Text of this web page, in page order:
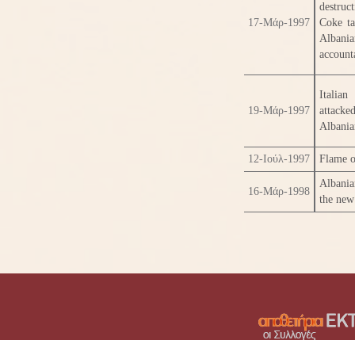
17-Μάρ-1997
Coke
19-Μάρ-1997
Italian
12-Ιούλ-1997 Flame
16-Μάρ-1998
the